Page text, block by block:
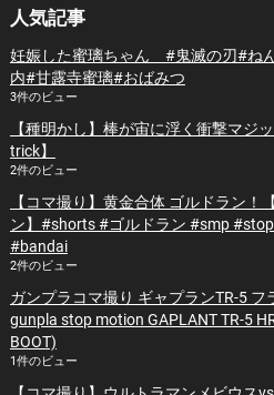
人気記事
妊娠した蜜璃ちゃん #鬼滅の刃#ね
内#甘露寺蜜璃#おばみつ
3件のビュー
【種明かし】棒が宙に浮く衝撃マジ
trick】
2件のビュー
【コマ撮り】黄金合体 ゴルドラン！
ン】#shorts #ゴルドラン #smp
#bandai
2件のビュー
ガンプラコマ撮り ギャプランTR-5
gunpla stop motion GAPLANT TR-5
BOOT)
1件のビュー